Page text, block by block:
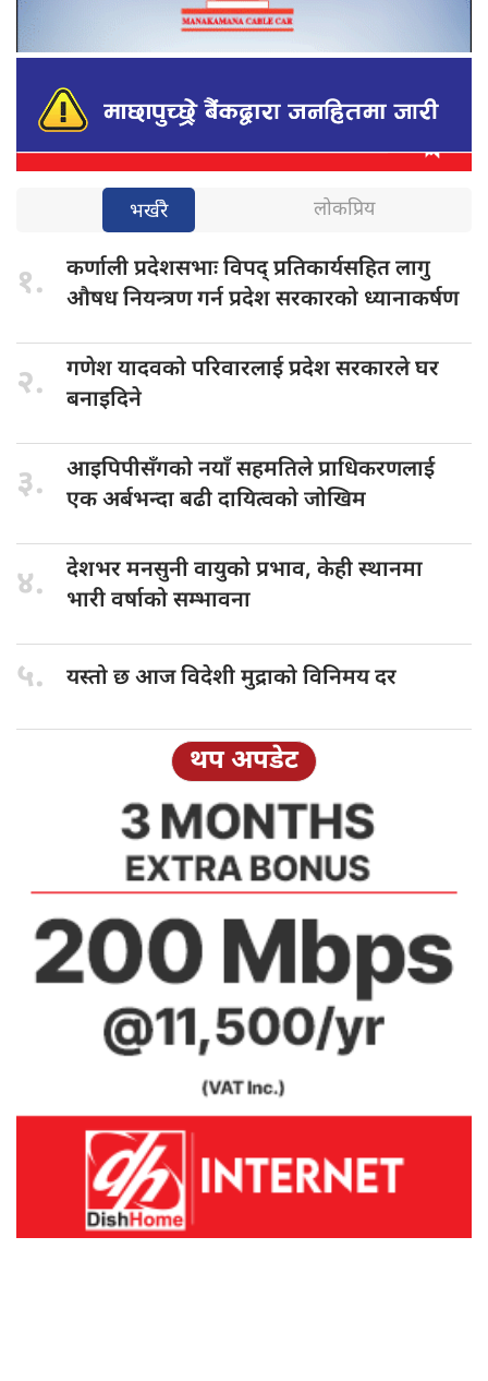
भर्खरै लोकप्रिय
१. कर्णाली प्रदेशसभाःविपद् प्रतिकार्यसहित लागु
औषध नियन्त्रण गर्न प्रदेश सरकारको ध्यानाकर्षण
२. गणेश यादवकोपरिवारलाई प्रदेश सरकारले घर
बनाइदिने
३. आइपिपीसँगको नयाँसहमतिले प्राधिकरणलाई
एक अर्बभन्दा बढी दायित्वको जोखिम
४. देशभर मनसुनीवायुको प्रभाव, केही स्थानमा
भारी वर्षाको सम्भावना
५. यस्तो छआज विदेशी मुद्राको विनिमय दर
थप अपडेट